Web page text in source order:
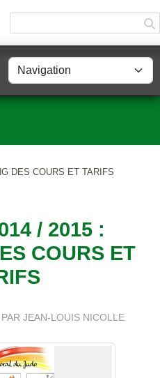
DES COURS ET TARIFS
/ 2015 :
COURS ET
JEAN-LOUIS NICOLLE